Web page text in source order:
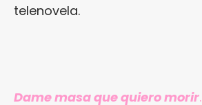
telenovela.
Dame masa que quiero morir.